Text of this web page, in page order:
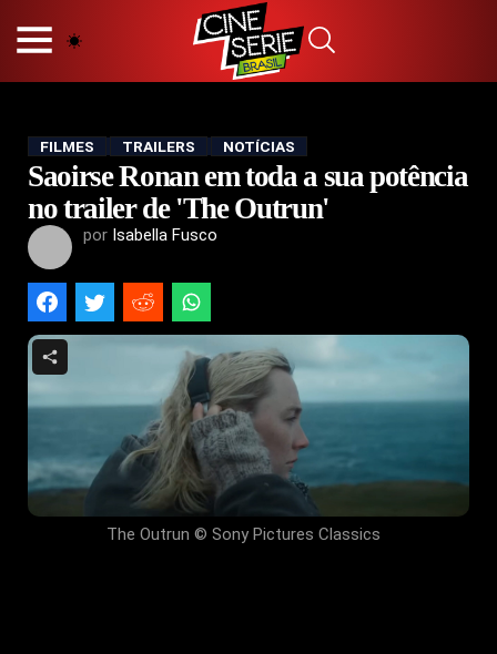
POLÍTICA DE PRIVACIDADE
TERMOS E CONDIÇÕES
CONTATO
Hot
Popular
Tendência
Filmes
FILMES TRAILERS NOTÍCIAS
Saoirse Ronan em toda a sua potência
no trailer de 'The Outrun'
por Isabella Fusco
The Outrun © Sony Pictures Classics